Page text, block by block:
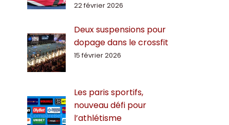
22 février 2026
Deux suspensions pour
dopage dans le crossfit
15 février 2026
Les paris sportifs,
nouveau défi pour
l’athlétisme